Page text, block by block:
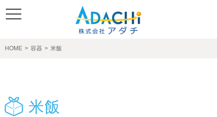
toggle
navigation
HOME > 容器 > 米飯
米飯